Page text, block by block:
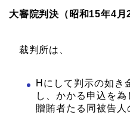
大審院判決（昭和15年4月
裁判所は、
Hにして判示の如き
し、かかる申込を為
贈賄者たる同被告